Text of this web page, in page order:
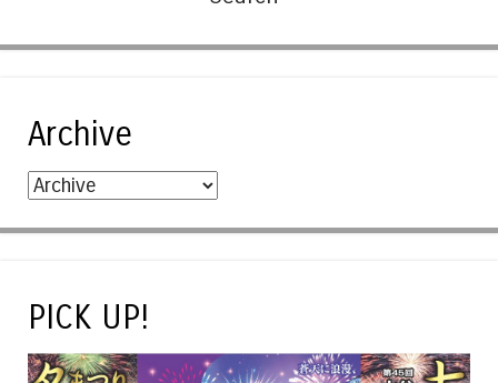
Archive
PICK UP!